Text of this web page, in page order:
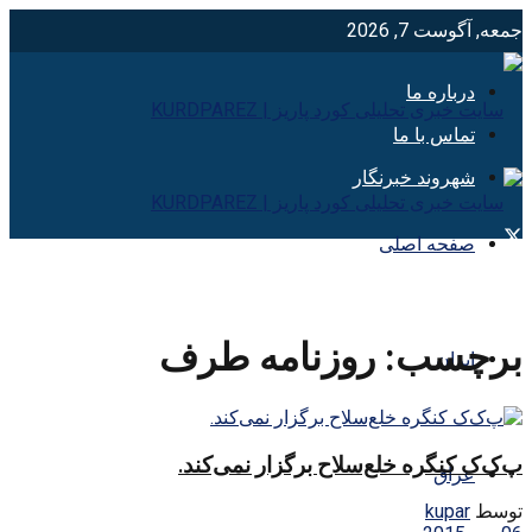
جمعه, آگوست 7, 2026
درباره ما
تماس با ما
شهروند خبرنگار
صفحه اصلی
ایران
عراق
برچسب: روزنامه طرف
پ‌ک‌ک کنگره خلع‌سلاح برگزار نمی‌کند.
توسط kupar